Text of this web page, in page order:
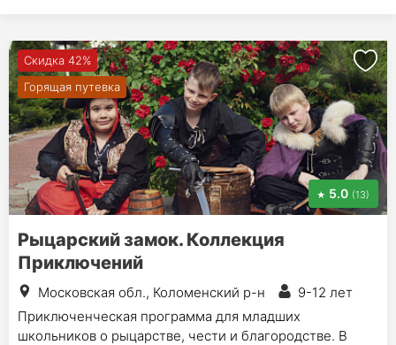
Скидка 42%
Горящая путевка
5.0 (13)
Рыцарский замок. Коллекция
Приключений
Московская обл., Коломенский р-н
9-12 лет
Приключенческая программа для младших
школьников о рыцарстве, чести и благородстве. В